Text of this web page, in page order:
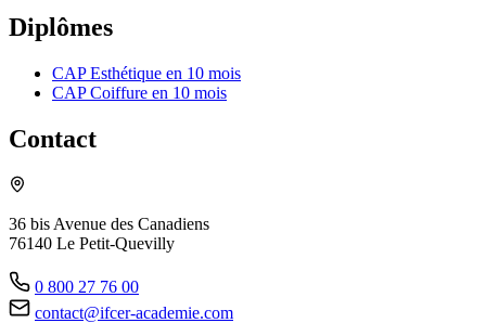
Diplômes
CAP Esthétique en 10 mois
CAP Coiffure en 10 mois
Contact
36 bis Avenue des Canadiens
76140 Le Petit-Quevilly
0 800 27 76 00
contact@ifcer-academie.com